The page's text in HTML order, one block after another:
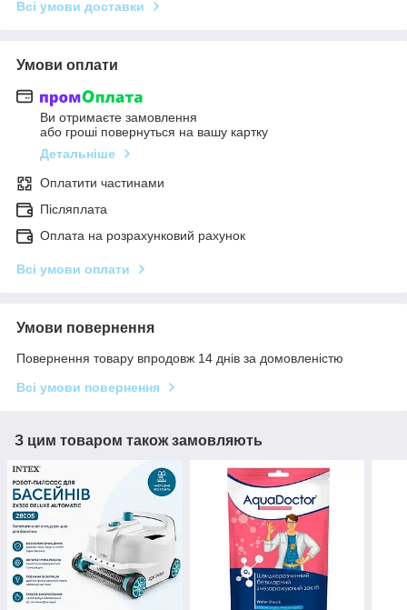
Всі умови доставки
Умови оплати
Ви отримаєте замовлення
або гроші повернуться на вашу картку
Детальніше
Оплатити частинами
Післяплата
Оплата на розрахунковий рахунок
Всі умови оплати
Умови повернення
Повернення товару впродовж 14 днів за домовленістю
Всі умови повернення
З цим товаром також замовляють